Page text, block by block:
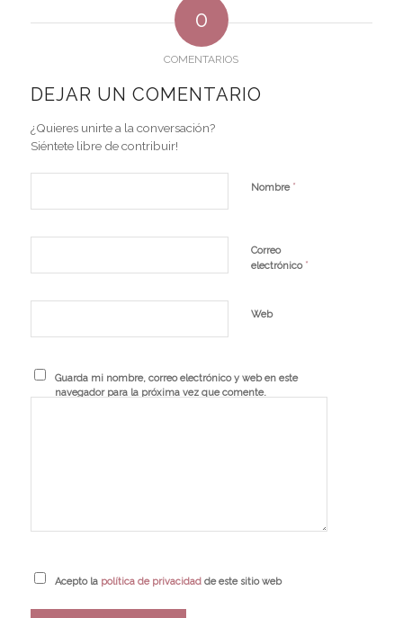
0
COMENTARIOS
DEJAR UN COMENTARIO
¿Quieres unirte a la conversación?
Siéntete libre de contribuir!
Nombre *
Correo
electrónico *
Web
Guarda mi nombre, correo electrónico y web en este
navegador para la próxima vez que comente.
Acepto la política de privacidad de este sitio web